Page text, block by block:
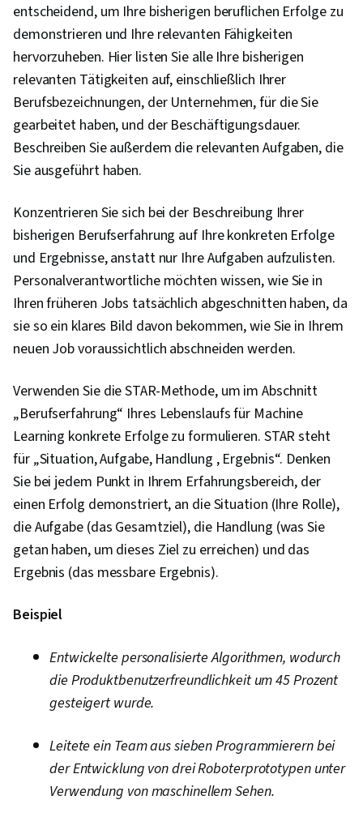
entscheidend, um Ihre bisherigen beruflichen Erfolge zu
demonstrieren und Ihre relevanten Fähigkeiten
hervorzuheben. Hier listen Sie alle Ihre bisherigen
relevanten Tätigkeiten auf, einschließlich Ihrer
Berufsbezeichnungen, der Unternehmen, für die Sie
gearbeitet haben, und der Beschäftigungsdauer.
Beschreiben Sie außerdem die relevanten Aufgaben, die
Sie ausgeführt haben.
Konzentrieren Sie sich bei der Beschreibung Ihrer
bisherigen Berufserfahrung auf Ihre konkreten Erfolge
und Ergebnisse, anstatt nur Ihre Aufgaben aufzulisten.
Personalverantwortliche möchten wissen, wie Sie in
Ihren früheren Jobs tatsächlich abgeschnitten haben, da
sie so ein klares Bild davon bekommen, wie Sie in Ihrem
neuen Job voraussichtlich abschneiden werden.
Verwenden Sie die STAR-Methode, um im Abschnitt
„Berufserfahrung“ Ihres Lebenslaufs für Machine
Learning konkrete Erfolge zu formulieren. STAR steht
für „Situation, Aufgabe, Handlung , Ergebnis“. Denken
Sie bei jedem Punkt in Ihrem Erfahrungsbereich, der
einen Erfolg demonstriert, an die Situation (Ihre Rolle),
die Aufgabe (das Gesamtziel), die Handlung (was Sie
getan haben, um dieses Ziel zu erreichen) und das
Ergebnis (das messbare Ergebnis).
Beispiel
Entwickelte personalisierte Algorithmen, wodurch
die Produktbenutzerfreundlichkeit um 45 Prozent
gesteigert wurde.
Leitete ein Team aus sieben Programmierern bei
der Entwicklung von drei Roboterprototypen unter
Verwendung von maschinellem Sehen.